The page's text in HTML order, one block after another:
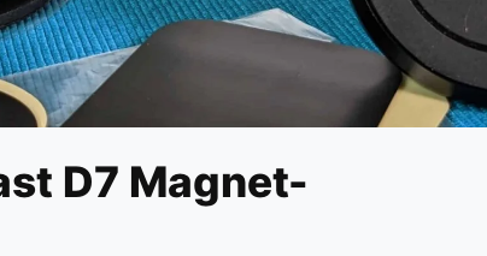
D7 Magnet-